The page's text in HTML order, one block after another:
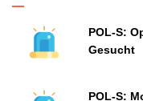
POL-S:
Gesucht
POL-S: